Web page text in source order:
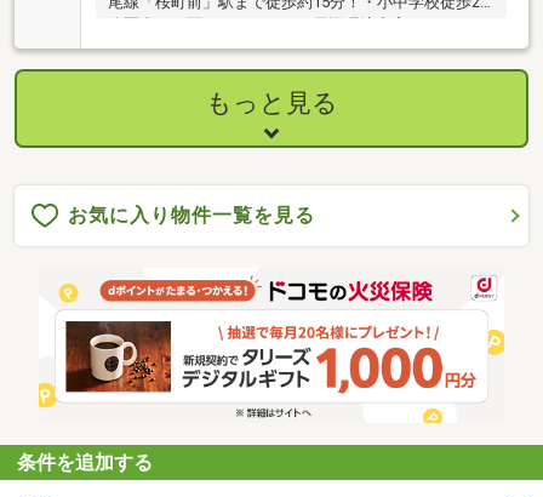
分圏内！・駅、スーパーなど周辺環境充実しており、
生活しやすい立地です！＊ライフインフォメーション
＊・米津小学校まで徒歩18分(約1440m)・鶴城中学校
まで徒歩18分(約1420m)・ファミリーマート 西尾新渡
場店まで徒歩5分(約330m)・西尾高等学校まで徒歩8分
(約570m)・ドミー鶴城店まで徒歩12分(約890m)・スギ
津郵便局まで徒歩12分(約900m)・米津保育園まで徒歩
14分(約1110m)
もっと見る
お気に入り物件一覧を見る
条件を追加する